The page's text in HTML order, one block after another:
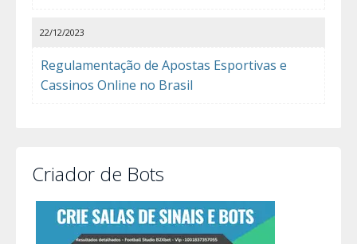
Regulamentação de Apostas Esportivas e
Cassinos Online no Brasil
22/12/2023
Criador de Bots